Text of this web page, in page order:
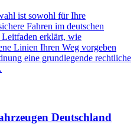
ist sowohl für Ihre
Fahren im deutschen
Leitfaden erklärt, wie
Linien Ihren Weg vorgeben
eine grundlegende rechtliche
Deutschland